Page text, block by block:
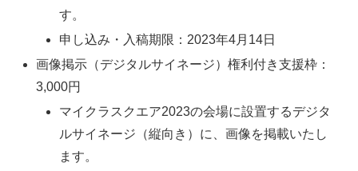
す。
申し込み・入稿期限：2023年4月14日
画像掲示（デジタルサイネージ）権利付き支援枠：
3,000円
マイクラスクエア2023の会場に設置するデジタ
ルサイネージ（縦向き）に、画像を掲載いたし
ます。